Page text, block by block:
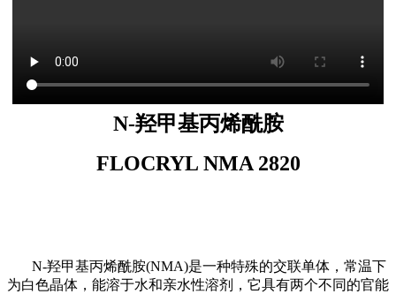
N-羟甲基丙烯酰胺
FLOCRYL NMA 2820
N-羟甲基丙烯酰胺(NMA)是一种特殊的交联单体，常温下
为白色晶体，能溶于水和亲水性溶剂，它具有两个不同的官能